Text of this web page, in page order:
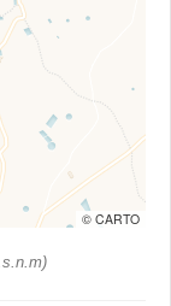
© CARTO